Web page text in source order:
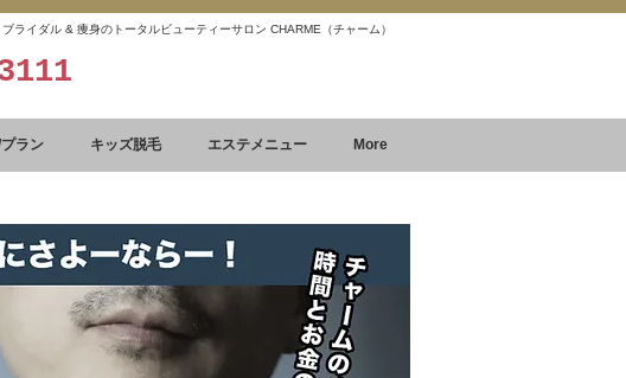
ライダル & 痩身のトータルビューティーサロン CHARME（チャーム）
ラン キッズ脱毛 エステメニュー More